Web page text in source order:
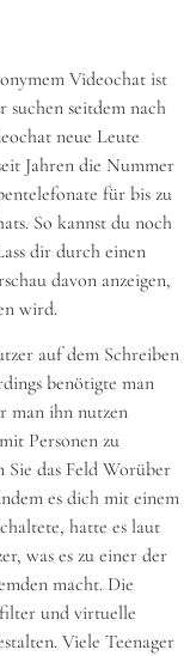
Videochat ist
seitdem nach
neue Leute
Jahren die Nummer
für bis zu
So kannst du noch
dir durch einen
davon an­zei­gen,
wird.
auf dem Schreiben
benötigte man
man ihn nutzen
Personen zu
Sie das Feld Worüber
es dich mit einem
hatte es laut
was es zu einer der
macht. Die
und virtuelle
Viele Teenager